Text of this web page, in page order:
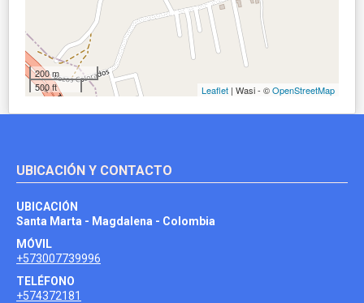
200 m
500 ft
Leaflet | Wasi - ©OpenStreetMap
UBICACIÓN Y CONTACTO
UBICACIÓN
Santa Marta - Magdalena - Colombia
MÓVIL
+573007739996
TELÉFONO
+574372181